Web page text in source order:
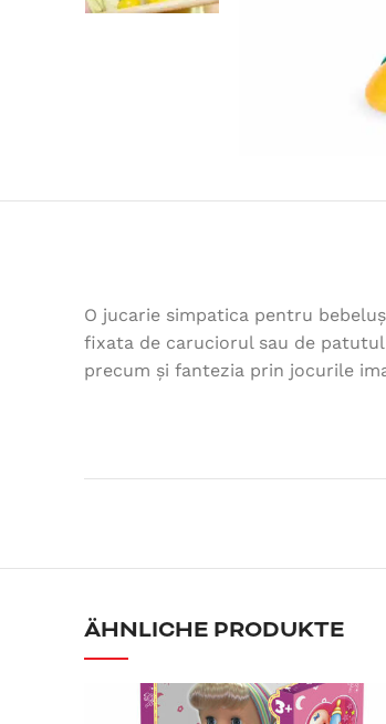
O jucarie simpatica pentru
fixata de caruciorul sau de
precum și fantezia prin jocurile
ÄHNLICHE PRODUKTE